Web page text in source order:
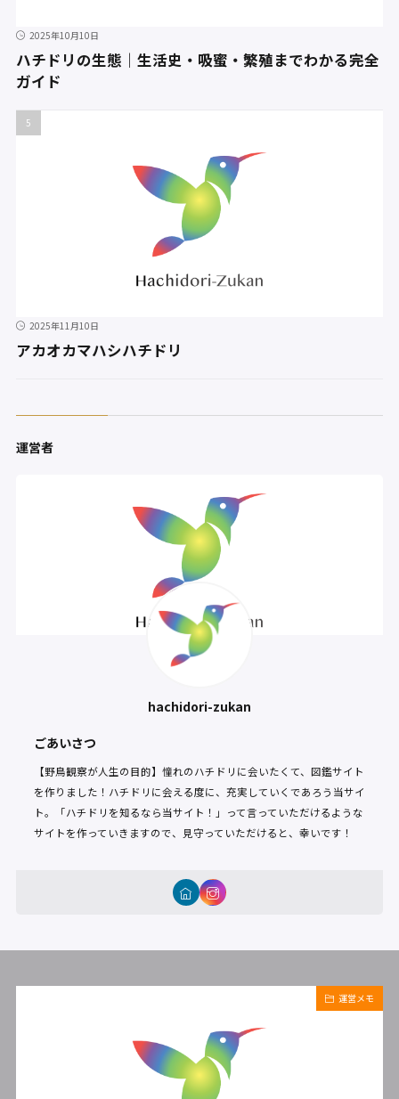
2025年10月10日
ハチドリの生態｜生活史・吸蜜・繁殖までわかる完全
ガイド
2025年11月10日
アカオカマハシハチドリ
運営者
hachidori-zukan
ごあいさつ
【野鳥観察が人生の目的】憧れのハチドリに会いたくて、図鑑サイト
を作りました！ハチドリに会える度に、充実していくであろう当サイ
ト。「ハチドリを知るなら当サイト！」って言っていただけるような
サイトを作っていきますので、見守っていただけると、幸いです！
運営メモ